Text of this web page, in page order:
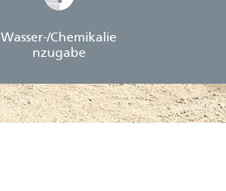
Wasser-/Chemikalie
nzugabe